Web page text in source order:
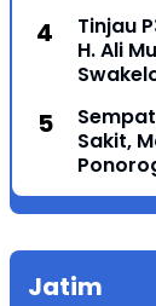
Gajah-
Budaya
Tinjau
H. Ali
Sakit,
Jatim